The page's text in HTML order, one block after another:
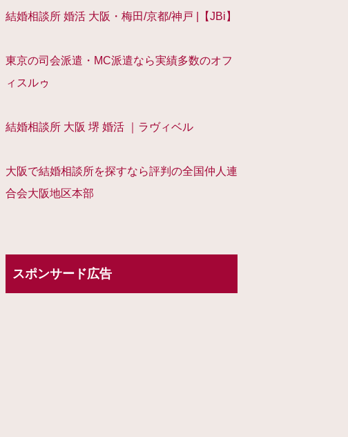
結婚相談所 婚活 大阪・梅田/京都/神戸 |【JBi】
東京の司会派遣・MC派遣なら実績多数のオフ
ィスルゥ
結婚相談所 大阪 堺 婚活 ｜ラヴィベル
大阪で結婚相談所を探すなら評判の全国仲人連
合会大阪地区本部
スポンサード広告